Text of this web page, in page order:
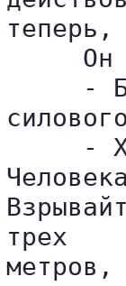
Он
-
-
трех
метров,